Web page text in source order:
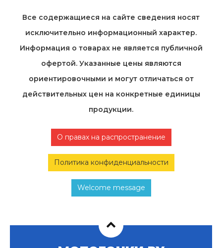
Все содержащиеся на cайте сведения носят
исключительно информационный характер.
Информация о товарах не является публичной
офертой. Указанные цены являются
ориентировочными и могут отличаться от
действительных цен на конкретные единицы
продукции.
О правах на распространение
Политика конфиденциальности
Welcome message